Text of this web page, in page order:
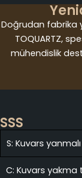
Doğrudan fabrika
TOQUARTZ,
mühendislik
SSS
S: Kuvars
C: Kuvars yakma